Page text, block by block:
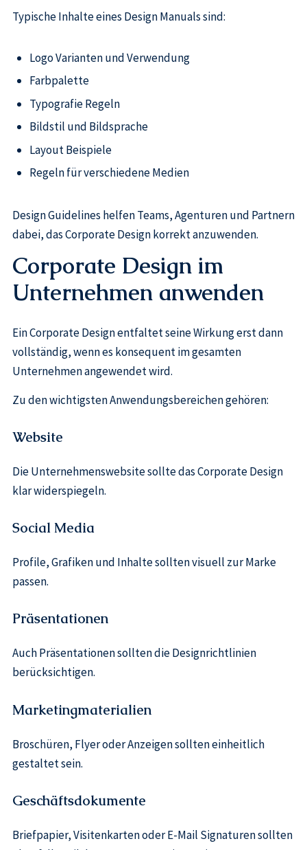
Typische Inhalte eines Design Manuals sind:
Logo Varianten und Verwendung
Farbpalette
Typografie Regeln
Bildstil und Bildsprache
Layout Beispiele
Regeln für verschiedene Medien
Design Guidelines helfen Teams, Agenturen und Partnern
dabei, das Corporate Design korrekt anzuwenden.
Corporate Design im
Unternehmen anwenden
Ein Corporate Design entfaltet seine Wirkung erst dann
vollständig, wenn es konsequent im gesamten
Unternehmen angewendet wird.
Zu den wichtigsten Anwendungsbereichen gehören:
Website
Die Unternehmenswebsite sollte das Corporate Design
klar widerspiegeln.
Social Media
Profile, Grafiken und Inhalte sollten visuell zur Marke
passen.
Präsentationen
Auch Präsentationen sollten die Designrichtlinien
berücksichtigen.
Marketingmaterialien
Broschüren, Flyer oder Anzeigen sollten einheitlich
gestaltet sein.
Geschäftsdokumente
Briefpapier, Visitenkarten oder E-Mail Signaturen sollten